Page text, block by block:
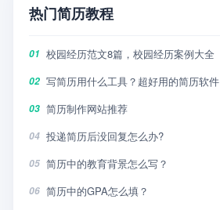
热门简历教程
01 校园经历范文8篇，校园经历案例大全
02 写简历用什么工具？超好用的简历软件
03 简历制作网站推荐
04 投递简历后没回复怎么办?
05 简历中的教育背景怎么写？
06 简历中的GPA怎么填？